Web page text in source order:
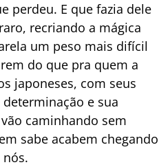
perdeu. E que fazia dele
recriando a mágica
um peso mais difícil
do que pra quem a
japoneses, com seus
e sua
caminhando sem
sabe acabem chegando
nós.